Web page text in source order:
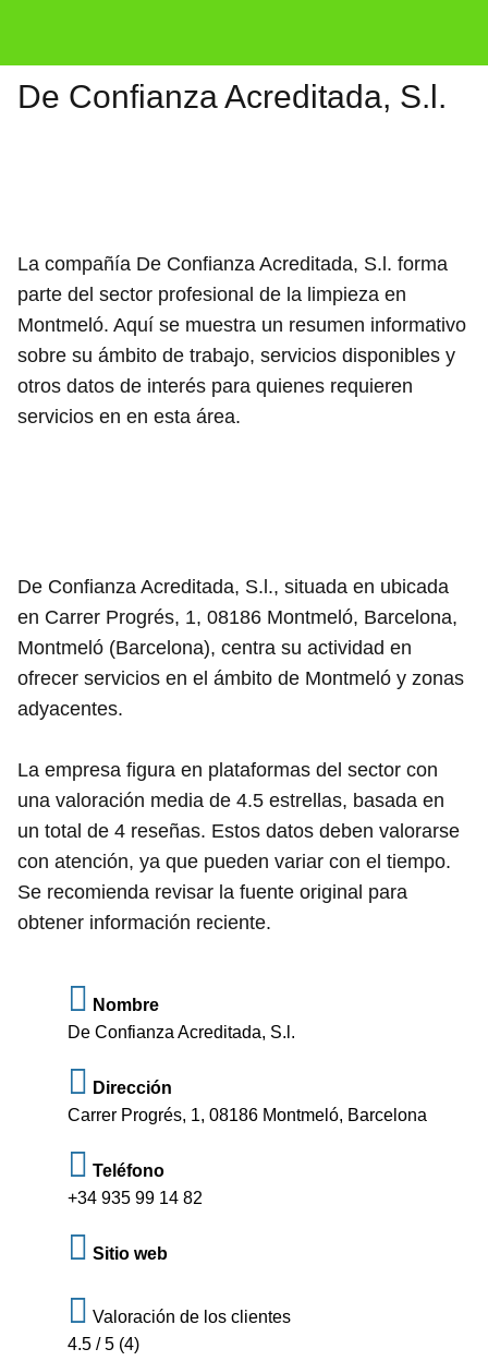
De Confianza Acreditada, S.l.
La compañía De Confianza Acreditada, S.l. forma
parte del sector profesional de la limpieza en
Montmeló. Aquí se muestra un resumen informativo
sobre su ámbito de trabajo, servicios disponibles y
otros datos de interés para quienes requieren
servicios en en esta área.
De Confianza Acreditada, S.l., situada en ubicada
en Carrer Progrés, 1, 08186 Montmeló, Barcelona,
Montmeló (Barcelona), centra su actividad en
ofrecer servicios en el ámbito de Montmeló y zonas
adyacentes.
La empresa figura en plataformas del sector con
una valoración media de 4.5 estrellas, basada en
un total de 4 reseñas. Estos datos deben valorarse
con atención, ya que pueden variar con el tiempo.
Se recomienda revisar la fuente original para
obtener información reciente.
Nombre
De Confianza Acreditada, S.l.
Dirección
Carrer Progrés, 1, 08186 Montmeló, Barcelona
Teléfono
+34 935 99 14 82
Sitio web
Valoración de los clientes
4.5 / 5 (4)